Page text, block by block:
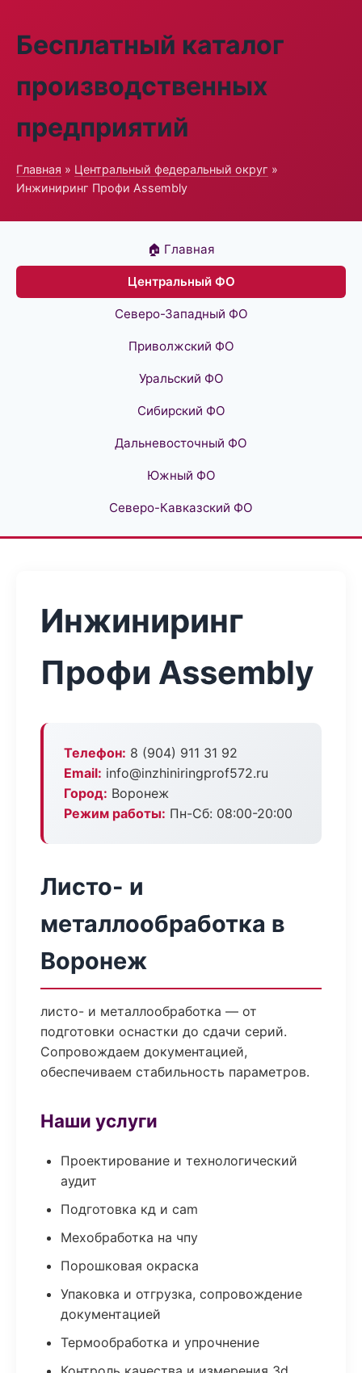
Бесплатный каталог
производственных
предприятий
Главная » Центральный федеральный округ »
Инжиниринг Профи Assembly
🏠 Главная
Центральный ФО
Северо-Западный ФО
Приволжский ФО
Уральский ФО
Сибирский ФО
Дальневосточный ФО
Южный ФО
Северо-Кавказский ФО
Инжиниринг
Профи Assembly
Телефон: 8 (904) 911 31 92
Email: info@inzhiniringprof572.ru
Город: Воронеж
Режим работы: Пн-Сб: 08:00-20:00
Листо- и
металлообработка в
Воронеж
листо- и металлообработка — от
подготовки оснастки до сдачи серий.
Сопровождаем документацией,
обеспечиваем стабильность параметров.
Наши услуги
Проектирование и технологический
аудит
Подготовка кд и cam
Мехобработка на чпу
Порошковая окраска
Упаковка и отгрузка, сопровождение
документацией
Термообработка и упрочнение